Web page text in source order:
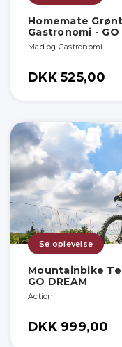
Homemate
Gastronomi - GO
Mad og Gastronomi
DKK 525,00
Se oplevelse
Mountainbike
GO DREAM
Action
DKK 999,00